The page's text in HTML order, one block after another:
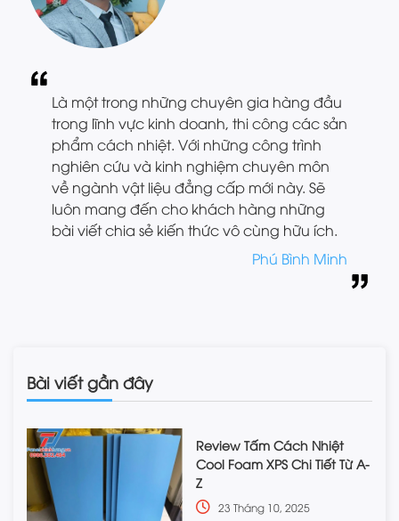
Là một trong những chuyên gia hàng đầu
trong lĩnh vực kinh doanh, thi công các sản
phẩm cách nhiệt. Với những công trình
nghiên cứu và kinh nghiệm chuyên môn
về ngành vật liệu đẳng cấp mới này. Sẽ
luôn mang đến cho khách hàng những
bài viết chia sẻ kiến thức vô cùng hữu ích.
Phú Bình Minh
Bài viết gần đây
Review Tấm Cách Nhiệt
Cool Foam XPS Chi Tiết Từ A-
Z
23 Tháng 10, 2025